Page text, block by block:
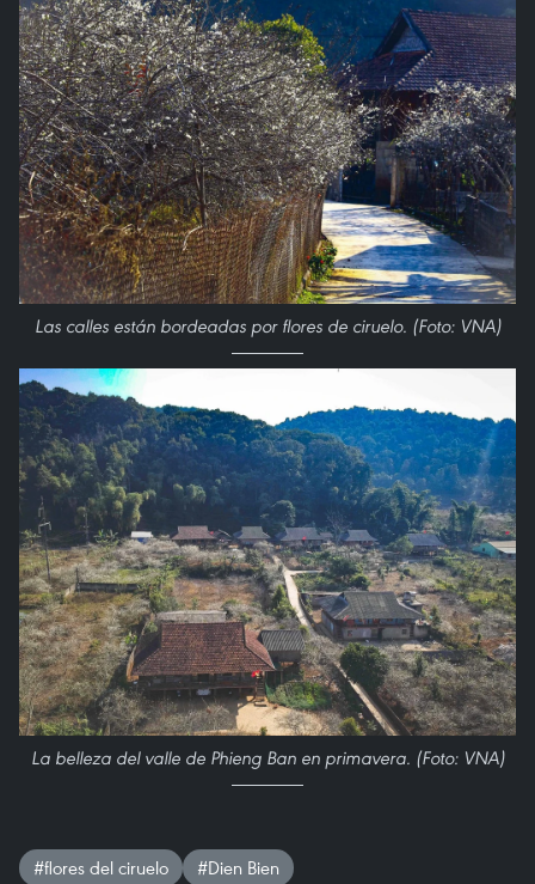
Las calles están bordeadas por flores de ciruelo. (Foto: VNA)
La belleza del valle de Phieng Ban en primavera. (Foto: VNA)
#flores del ciruelo #Dien Bien